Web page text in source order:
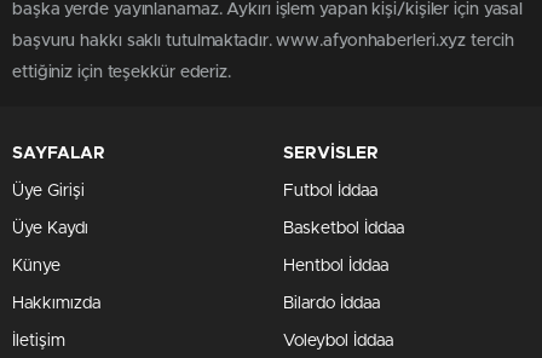
başka yerde yayınlanamaz. Aykırı işlem yapan kişi/kişiler için yasal
başvuru hakkı saklı tutulmaktadır. www.afyonhaberleri.xyz tercih
ettiğiniz için teşekkür ederiz.
SAYFALAR
Üye Girişi
Üye Kaydı
Künye
Hakkımızda
İletişim
SERVİSLER
Futbol İddaa
Basketbol İddaa
Hentbol İddaa
Bilardo İddaa
Voleybol İddaa